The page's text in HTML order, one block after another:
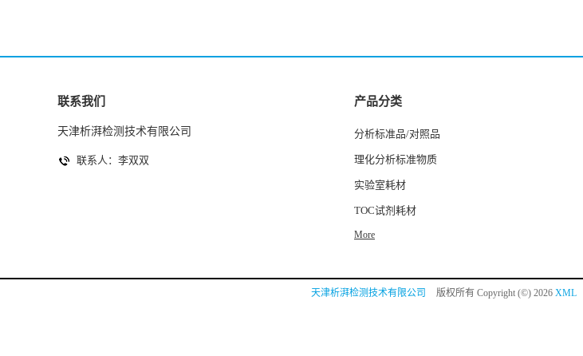
联系我们
天津析湃检测技术有限公司
联系人：李双双
产品分类
分析标准品/对照品
理化分析标准物质
实验室耗材
TOC试剂耗材
More
天津析湃检测技术有限公司 版权所有 Copyright (©) 2026 XML